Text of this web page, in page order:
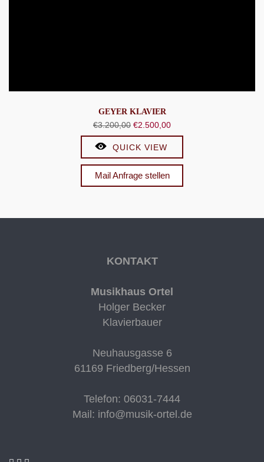
GEYER KLAVIER
€3.200,00 Ursprünglicher
Preis
war:
€3.200,00
€2.500,00Aktueller
Preis
€2.500,00.
QUICK VIEW
Mail Anfrage stellen
KONTAKT
Musikhaus Ortel
Holger Becker
Klavierbauer
Neuhausgasse 6
61169 Friedberg/Hessen
Telefon: 06031-7444
Mail: info@musik-ortel.de